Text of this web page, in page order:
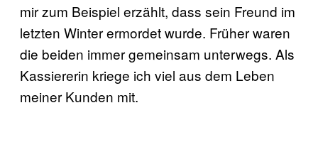
mir zum Beispiel erzählt, dass sein Freund im
letzten Winter ermordet wurde. Früher waren
die beiden immer gemeinsam unterwegs. Als
Kassiererin kriege ich viel aus dem Leben
meiner Kunden mit.